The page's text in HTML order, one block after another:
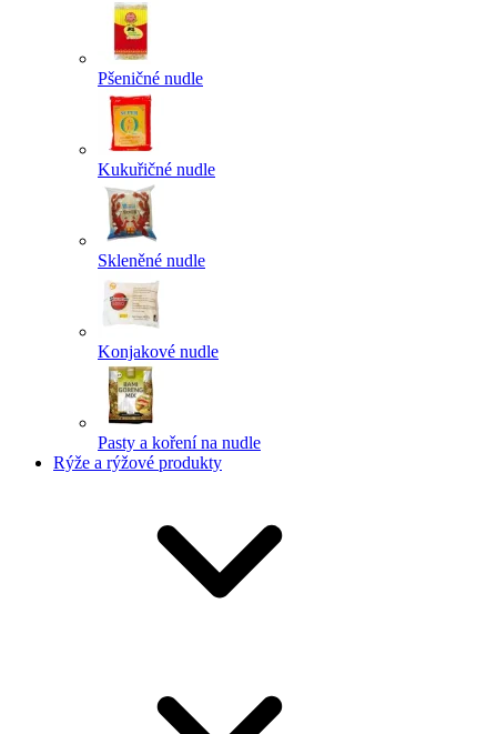
Pšeničné nudle
Kukuřičné nudle
Skleněné nudle
Konjakové nudle
Pasty a koření na nudle
Rýže a rýžové produkty